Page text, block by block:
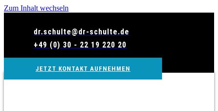
Zum Inhalt wechseln
dr.schulte@dr-schulte.de
+49 (0) 30 - 22 19 220 20
JETZT KONTAKT AUFNEHMEN